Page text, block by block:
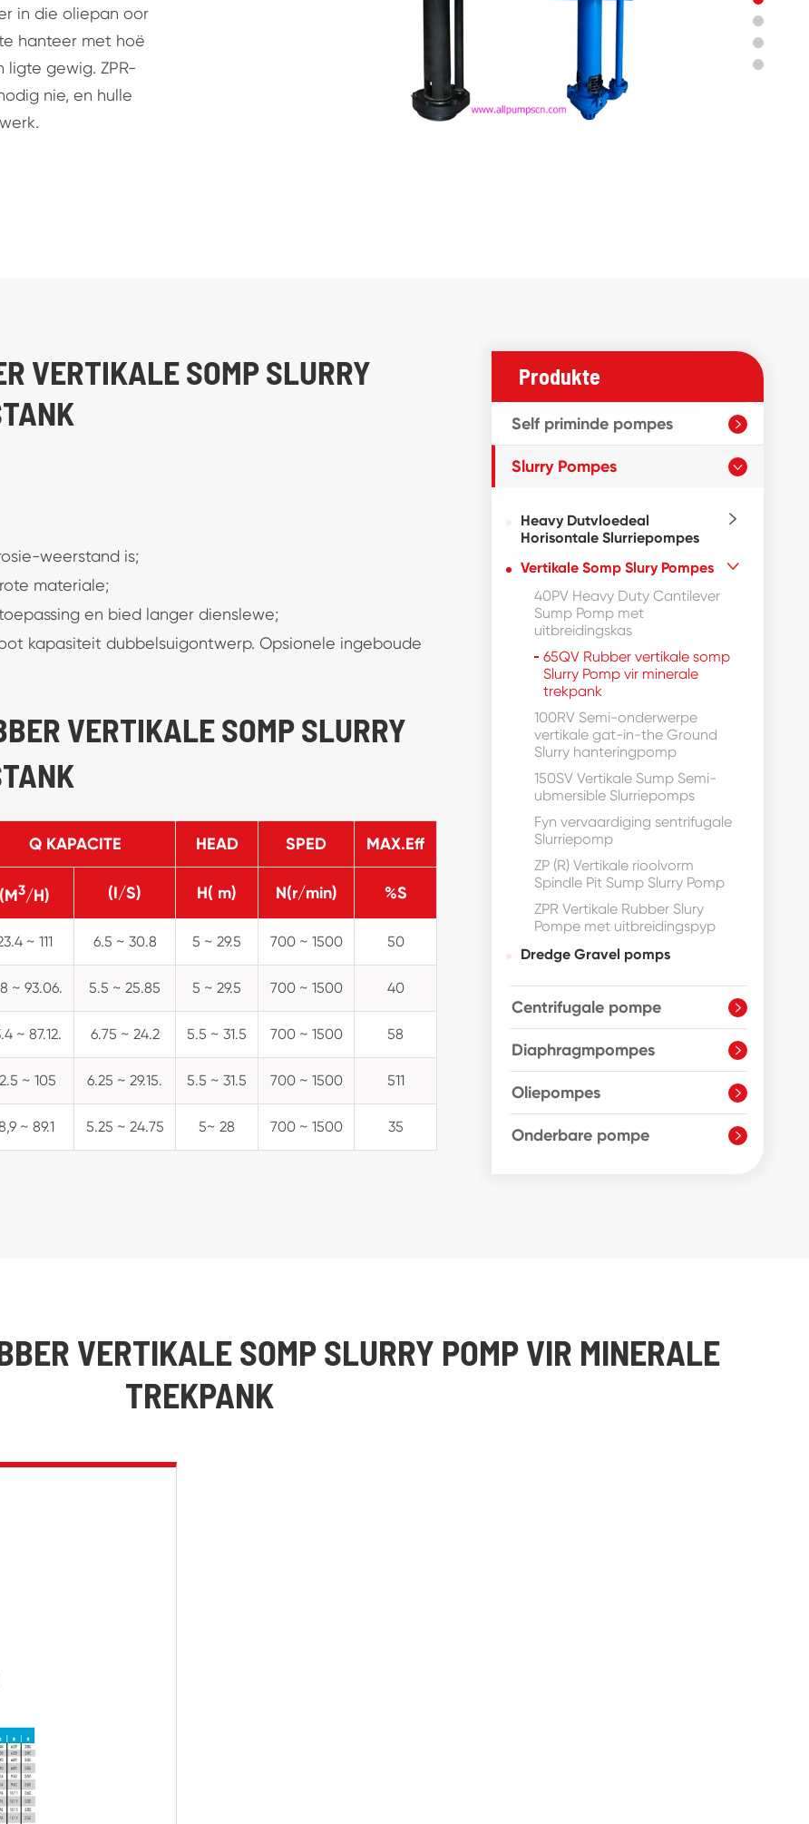
in die oliepan oor
hanteer met hoë
ligte gewig. ZPR-
nie, en hulle
VERTIKALE SOMP SLURRY
weerstand is;
materiale;
en bied langer dienslewe;
kapasiteit dubbelsuigontwerp. Opsionele ingeboude
VERTIKALE SOMP SLURRY
Q KAPACITE HEAD SPED MAX.Eff
(M3/H) (I/S) H( m) N(r/min) %S
~ 111 6.5 ~ 30.8 5 ~ 29.5 700 ~ 1500 50
~ 93.06. 5.5 ~ 25.85 5 ~ 29.5 700 ~ 1500 40
~ 87.12. 6.75 ~ 24.2 5.5 ~ 31.5 700 ~ 1500 58
~ 105 6.25 ~ 29.15. 5.5 ~ 31.5 700 ~ 1500 511
~ 89.1 5.25 ~ 24.75 5~ 28 700 ~ 1500 35
Produkte
Self priminde pompes 
Slurry Pompes 
Heavy Dutvloedeal
Horisontale Slurriepompes

Vertikale Somp Slury Pompes 
40PV Heavy Duty Cantilever
Sump Pomp met
uitbreidingskas
65QV Rubber vertikale somp
Slurry Pomp vir minerale
trekpank
100RV Semi-onderwerpe
vertikale gat-in-the Ground
Slurry hanteringpomp
150SV Vertikale Sump Semi-
ubmersible Slurriepomps
Fyn vervaardiging sentrifugale
Slurriepomp
ZP (R) Vertikale rioolvorm
Spindle Pit Sump Slurry Pomp
ZPR Vertikale Rubber Slury
Pompe met uitbreidingspyp
Dredge Gravel pomps
Centrifugale pompe 
Diaphragmpompes 
Oliepompes 
Onderbare pompe 
VERTIKALE SOMP SLURRY POMP VIR MINERALE
TREKPANK